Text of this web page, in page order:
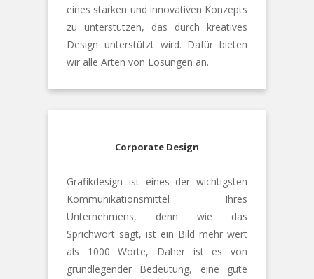
eines starken und innovativen Konzepts
zu unterstützen, das durch kreatives
Design unterstützt wird. Dafür bieten
wir alle Arten von Lösungen an.
Corporate Design
Grafikdesign ist eines der wichtigsten
Kommunikationsmittel Ihres
Unternehmens, denn wie das
Sprichwort sagt, ist ein Bild mehr wert
als 1000 Worte, Daher ist es von
grundlegender Bedeutung, eine gute